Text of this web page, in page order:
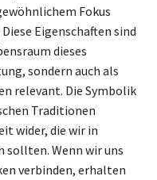
Fokus
Eigenschaften sind
dieses
sondern auch als
relevant. Die Symbolik
Traditionen
wider, die wir in
sollten. Wenn wir uns
verbinden, erhalten